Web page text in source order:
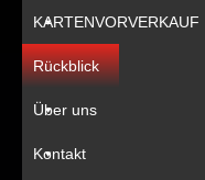
KARTENVORVERKAUF
Rückblick
Über uns
Kontakt